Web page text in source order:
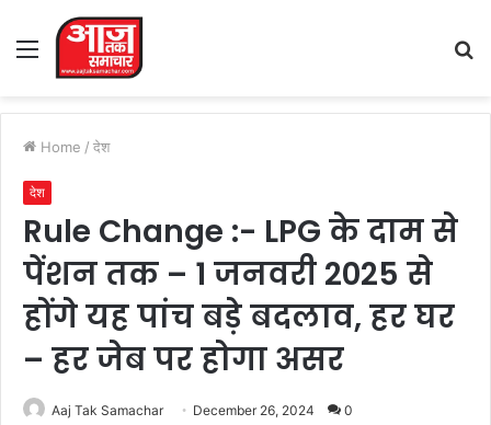
Menu
Home / देश
देश
Rule Change :- LPG के दाम से
पेंशन तक – 1 जनवरी 2025 से
होंगे यह पांच बड़े बदलाव, हर घर
– हर जेब पर होगा असर
Aaj Tak Samachar December 26, 2024 0